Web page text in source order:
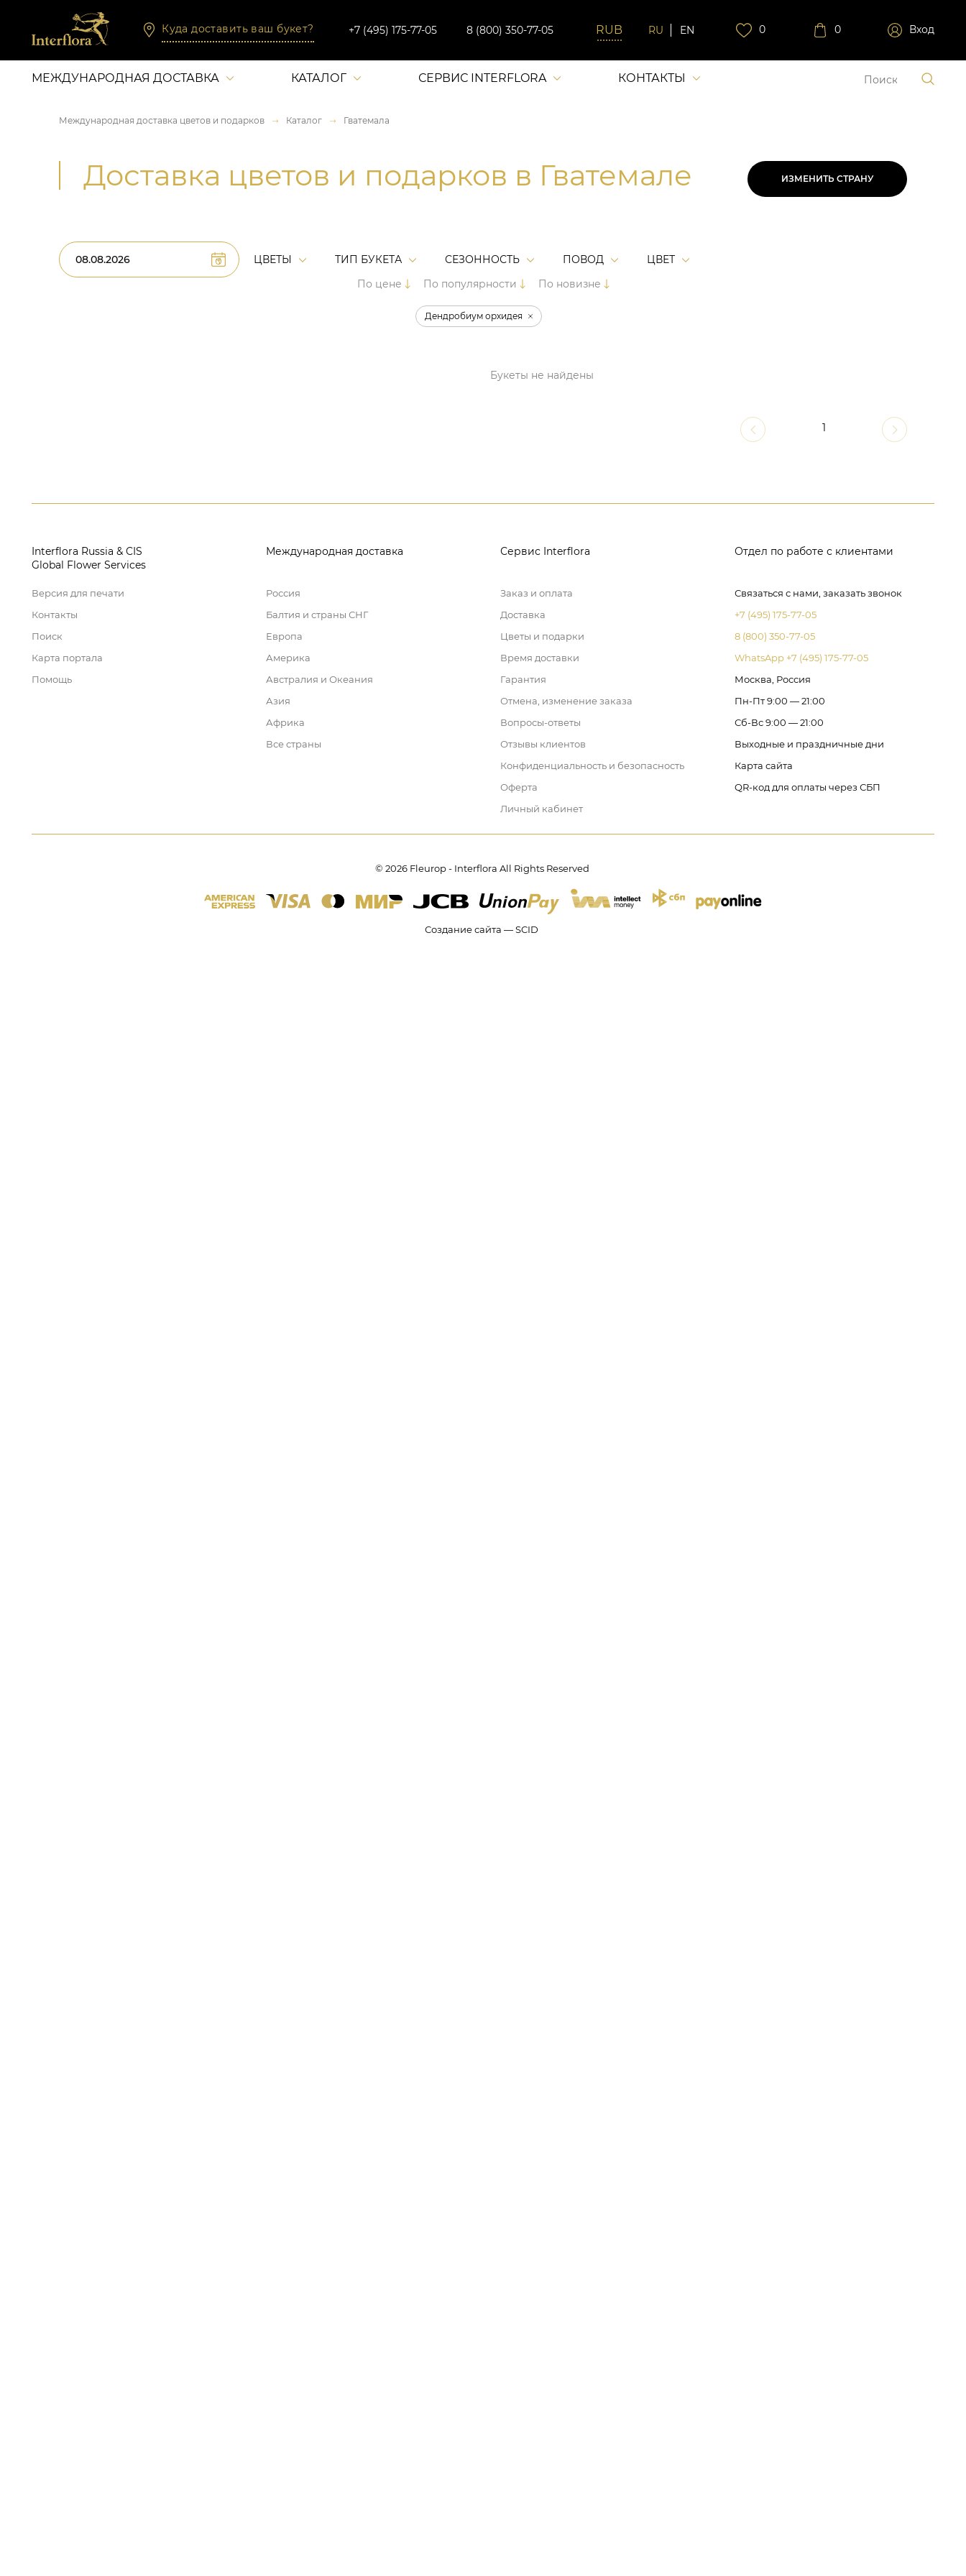
Куда доставить ваш букет? +7 (495) 175-77-05 8 (800) 350-77-05 RU EN 0 0 Вход
МЕЖДУНАРОДНАЯ ДОСТАВКА КАТАЛОГ СЕРВИС INTERFLORA КОНТАКТЫ
Международная доставка цветов и подарков Каталог Гватемала
Доставка цветов и подарков в Гватемале ИЗМЕНИТЬ СТРАНУ
ЦВЕТЫ ТИП БУКЕТА СЕЗОННОСТЬ ПОВОД
ЦВЕТ
По цене
По популярности По новизне
Дендробиум орхидея
Букеты не найдены
1
Interflora Russia & CIS
Global Flower Services
Версия для печати
Контакты
Поиск
Карта портала
Помощь
Международная доставка
Россия
Балтия и страны СНГ
Европа
Америка
Австралия и Океания
Азия
Африка
Все страны
Сервис Interflora
Заказ и оплата
Доставка
Цветы и подарки
Время доставки
Гарантия
Отмена, изменение заказа
Вопросы-ответы
Отзывы клиентов
Конфиденциальность и безопасность
Оферта
Личный кабинет
Отдел по работе с клиентами
Связаться с нами, заказать звонок
+7 (495) 175-77-05
8 (800) 350-77-05
WhatsApp +7 (495) 175-77-05
Москва, Россия
Пн-Пт 9:00 — 21:00
Сб-Вс 9:00 — 21:00
Выходные и праздничные дни
Карта сайта
QR-код для оплаты через СБП
© 2026 Fleurop - Interflora All Rights Reserved
Создание сайта — SCID